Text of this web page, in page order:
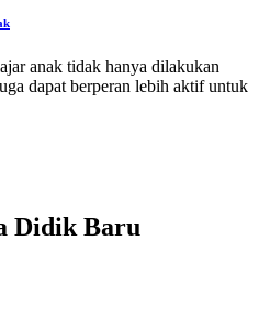
anak tidak hanya dilakukan
dapat berperan lebih aktif untuk
Didik Baru